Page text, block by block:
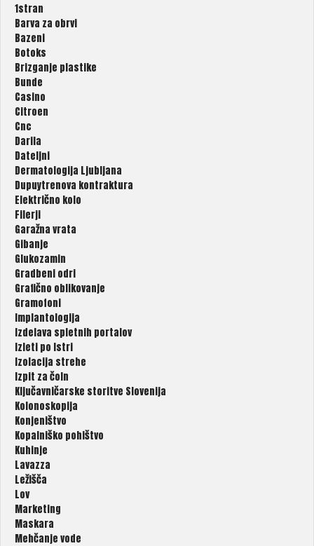
1stran
Barva za obrvi
Bazeni
Botoks
Brizganje plastike
Bunde
Casino
Citroen
Cnc
Darila
Dateljni
Dermatologija Ljubljana
Dupuytrenova kontraktura
Električno kolo
Filerji
Garažna vrata
Gibanje
Glukozamin
Gradbeni odri
Grafično oblikovanje
Gramofoni
Implantologija
Izdelava spletnih portalov
Izleti po Istri
Izolacija strehe
Izpit za čoln
Ključavničarske storitve Slovenija
Kolonoskopija
Konjeništvo
Kopalniško pohištvo
Kuhinje
Lavazza
Ležišča
Lov
Marketing
Maskara
Mehčanje vode